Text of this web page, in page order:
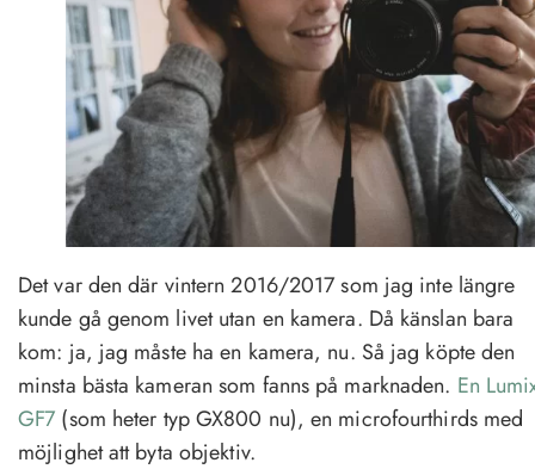
Det var den där vintern 2016/2017 som jag inte längre
kunde gå genom livet utan en kamera. Då känslan bara
kom: ja, jag måste ha en kamera, nu. Så jag köpte den
minsta bästa kameran som fanns på marknaden. En
GF7 (som heter typ GX800 nu), en microfourthirds med
möjlighet att byta objektiv.